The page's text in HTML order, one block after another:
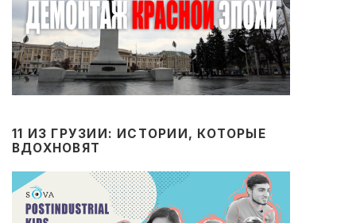
11 ИЗ ГРУЗИИ: ИСТОРИИ, КОТОРЫЕ
ВДОХНОВЯТ